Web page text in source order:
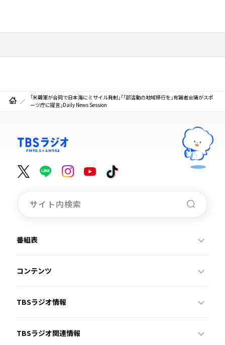
「米韓軍が合同で日本海にミサイル発射」「「部活動の地域移行を」有識者会議がスポ
ーツ庁に提言」Daily News Session
番組表
コンテンツ
TBSラジオ情報
TBSラジオ関連情報